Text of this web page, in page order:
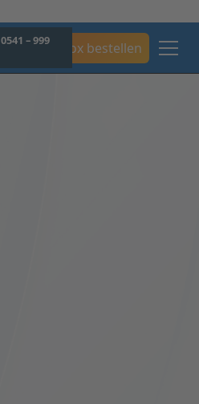
0541 – 999
Box bestellen